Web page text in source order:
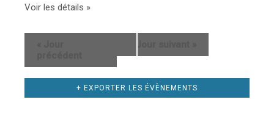
Voir les détails »
+ EXPORTER LES ÉVÈNEMENTS